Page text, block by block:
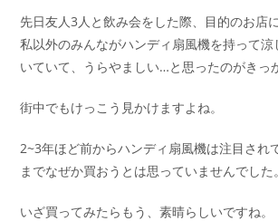
先日友人3人と飲み会をした際、目的のお店
私以外のみんながハンディ扇風機を持って
いていて、うらやましい…と思ったのがきっ
街中でもけっこう見かけますよね。
2~3年ほど前からハンディ扇風機は注目され
までなぜか買おうとは思っていませんでした。
いざ買ってみたらもう、素晴らしいですね。